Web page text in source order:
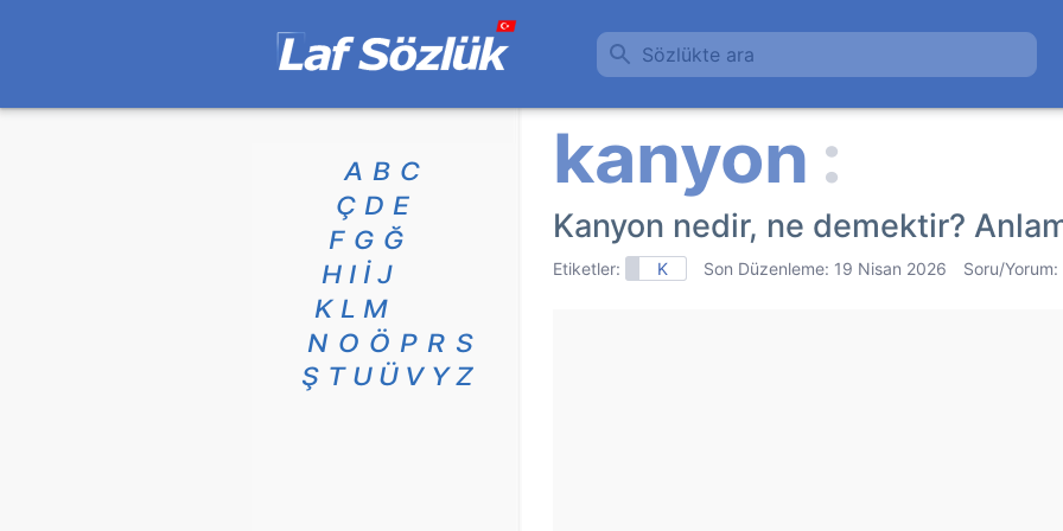
Sözlükte ara
Kanyon nedir, ne demektir?
Etiketler: K Son Düzenleme: 19 Nisan 2026 Soru/Yorum:
A B C
Ç D E
F G Ğ
H I İ J
K L M
N O Ö P R S
Ş T U Ü V Y Z